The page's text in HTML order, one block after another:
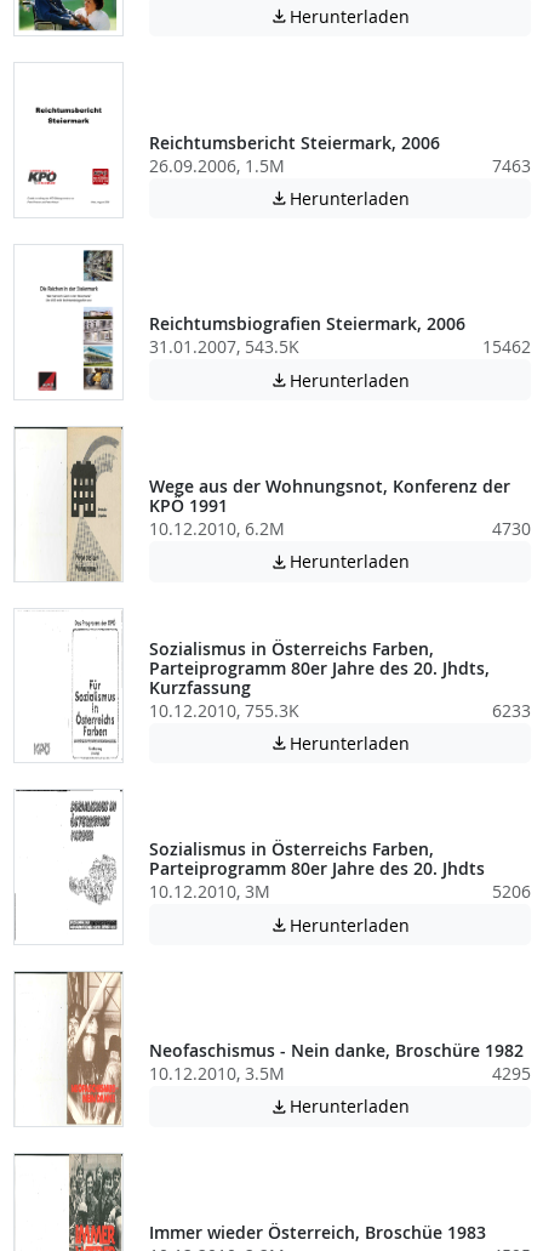
 Herunterladen
Reichtumsbericht Steiermark, 2006
26.09.2006, 1.5M
7463
 Herunterladen
Reichtumsbiografien Steiermark, 2006
31.01.2007, 543.5K
15462
 Herunterladen
Wege aus der Wohnungsnot, Konferenz der
KPÖ 1991
10.12.2010, 6.2M
4730
 Herunterladen
Sozialismus in Österreichs Farben,
Parteiprogramm 80er Jahre des 20. Jhdts,
Kurzfassung
10.12.2010, 755.3K
6233
 Herunterladen
Sozialismus in Österreichs Farben,
Parteiprogramm 80er Jahre des 20. Jhdts
10.12.2010, 3M
5206
 Herunterladen
Neofaschismus - Nein danke, Broschüre 1982
10.12.2010, 3.5M
4295
 Herunterladen
Immer wieder Österreich, Broschüe 1983